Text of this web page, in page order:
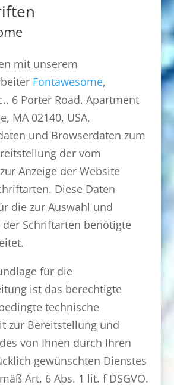
mit unserem
Fontawesome,
6 Porter Road, Apartment
MA 02140, USA,
und Browserdaten zum
der vom
Anzeige der Website
Diese Daten
die zur Auswahl und
Schriftarten benötigte
für die
ist das berechtigte
technische
zur Bereitstellung und
von Ihnen durch Ihren
gewünschten Dienstes
Art. 6 Abs. 1 lit. f DSGVO.